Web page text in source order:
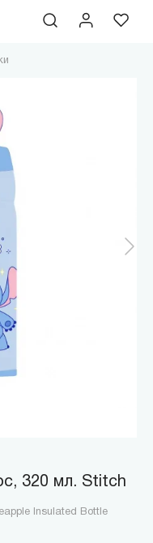
320 мл. Stitch
Insulated Bottle